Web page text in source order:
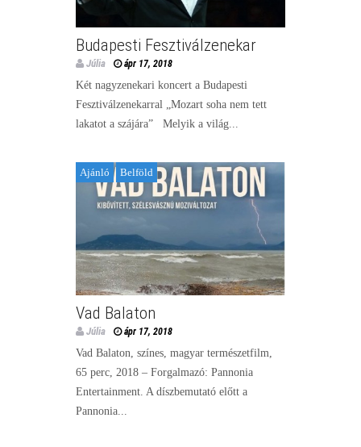
Budapesti Fesztiválzenekar
Júlia ápr 17, 2018
Két nagyzenekari koncert a Budapesti
Fesztiválzenekarral „Mozart soha nem tett
lakatot a szájára” Melyik a világ...
Ajánló Belföld
Vad Balaton
Júlia ápr 17, 2018
Vad Balaton, színes, magyar természetfilm,
65 perc, 2018 – Forgalmazó: Pannonia
Entertainment. A díszbemutató előtt a
Pannonia...